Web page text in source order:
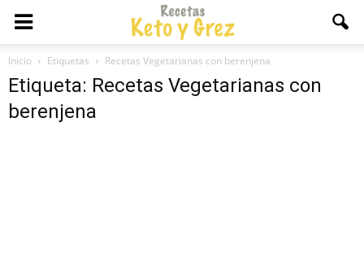
Inicio Etiquetas Recetas Vegetarianas con berenjena
Etiqueta: Recetas Vegetarianas con
berenjena